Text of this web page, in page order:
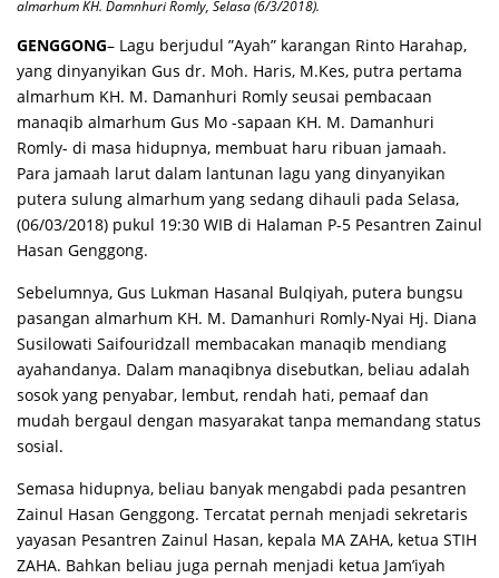
almarhum KH. Damnhuri Romly, Selasa (6/3/2018).
GENGGONG– Lagu berjudul ”Ayah” karangan Rinto Harahap,
yang dinyanyikan Gus dr. Moh. Haris, M.Kes, putra pertama
almarhum KH. M. Damanhuri Romly seusai pembacaan
manaqib almarhum Gus Mo -sapaan KH. M. Damanhuri
Romly- di masa hidupnya, membuat haru ribuan jamaah.
Para jamaah larut dalam lantunan lagu yang dinyanyikan
putera sulung almarhum yang sedang dihauli pada Selasa,
(06/03/2018) pukul 19:30 WIB di Halaman P-5 Pesantren Zainul
Hasan Genggong.
Sebelumnya, Gus Lukman Hasanal Bulqiyah, putera bungsu
pasangan almarhum KH. M. Damanhuri Romly-Nyai Hj. Diana
Susilowati Saifouridzall membacakan manaqib mendiang
ayahandanya. Dalam manaqibnya disebutkan, beliau adalah
sosok yang penyabar, lembut, rendah hati, pemaaf dan
mudah bergaul dengan masyarakat tanpa memandang status
sosial.
Semasa hidupnya, beliau banyak mengabdi pada pesantren
Zainul Hasan Genggong. Tercatat pernah menjadi sekretaris
yayasan Pesantren Zainul Hasan, kepala MA ZAHA, ketua STIH
ZAHA. Bahkan beliau juga pernah menjadi ketua Jam’iyah